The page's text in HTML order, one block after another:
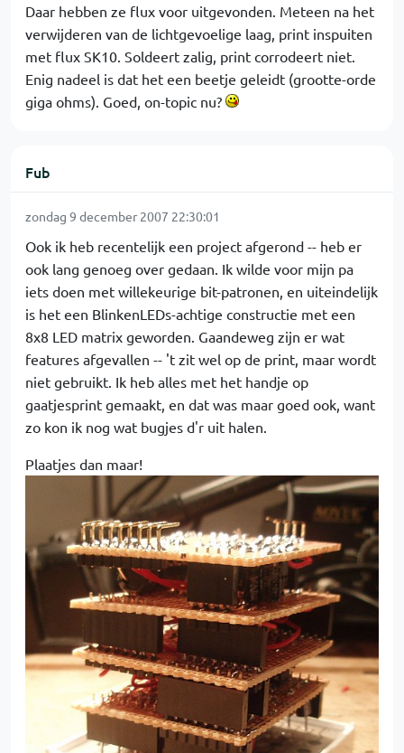
Daar hebben ze flux voor uitgevonden. Meteen na het
verwijderen van de lichtgevoelige laag, print inspuiten
met flux SK10. Soldeert zalig, print corrodeert niet.
Enig nadeel is dat het een beetje geleidt (grootte-orde
giga ohms). Goed, on-topic nu?
Fub
zondag 9 december 2007 22:30:01
Ook ik heb recentelijk een project afgerond -- heb er
ook lang genoeg over gedaan. Ik wilde voor mijn pa
iets doen met willekeurige bit-patronen, en uiteindelijk
is het een BlinkenLEDs-achtige constructie met een
8x8 LED matrix geworden. Gaandeweg zijn er wat
features afgevallen -- 't zit wel op de print, maar wordt
niet gebruikt. Ik heb alles met het handje op
gaatjesprint gemaakt, en dat was maar goed ook, want
zo kon ik nog wat bugjes d'r uit halen.
Plaatjes dan maar!